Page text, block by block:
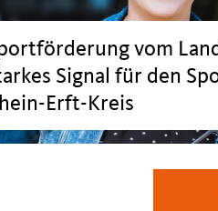
vom
Signal für den
Erft-Kreis